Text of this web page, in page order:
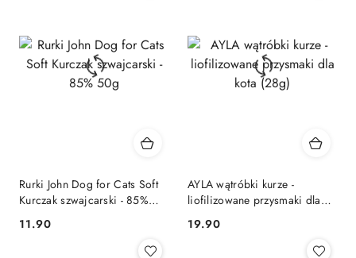
Rurki John Dog for Cats Soft
Kurczak szwajcarski - 85%
Cena:
11.90
AYLA wątróbki kurze -
liofilizowane przysmaki dla
Cena:
19.90